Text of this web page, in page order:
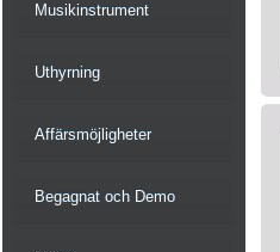
Musikinstrument
Uthyrning
Affärsmöjligheter
Begagnat och Demo